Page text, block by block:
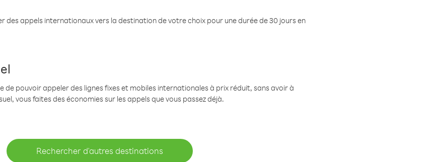
des appels internationaux vers la destination de votre choix pour une durée de 30 jours en
de pouvoir appeler des lignes fixes et mobiles internationales à prix réduit, sans avoir à
vous faites des économies sur les appels que vous passez déjà.
Rechercher d'autres destinations